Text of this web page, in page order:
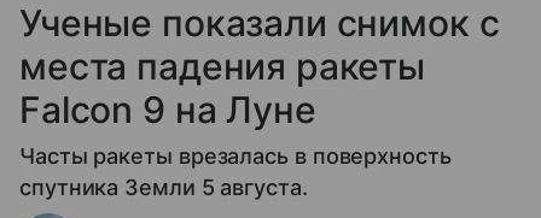
Ученые показали снимок с
места падения ракеты
Falcon 9 на Луне
Часты ракеты врезалась в поверхность
спутника Земли 5 августа.